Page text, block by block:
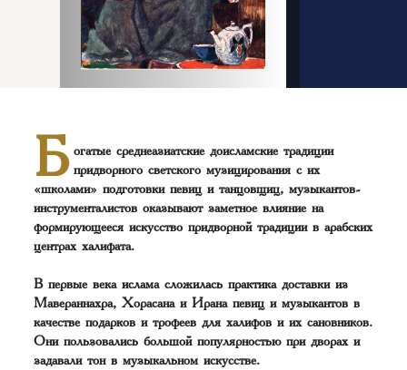
Б огатые среднеазиатские доисламские традиции
придворного светского музицирования с их
«школами» подготовки певиц и танцовщиц, музыкантов-
инструменталистов оказывают заметное влияние на
формирующееся искусство придворной традиции в арабских
центрах халифата.
В первые века ислама сложилась практика доставки из
Мавераннахра, Хорасана и Ирана певиц и музыкантов в
качестве подарков и трофеев для халифов и их сановников.
Они пользовались большой популярностью при дворах и
задавали тон в музыкальном искусстве.